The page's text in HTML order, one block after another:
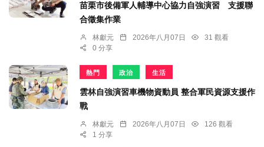
苗栗市後備軍人輔導中心協力自強演習 支援聯
合徵集作業
林獻元 2026年八月07日
31 觀看
0 分享
熱門 政治 生活
雲林自強演習車機物資動員 整合軍民資源支援作
戰
林獻元 2026年八月07日
126 觀看
1 分享